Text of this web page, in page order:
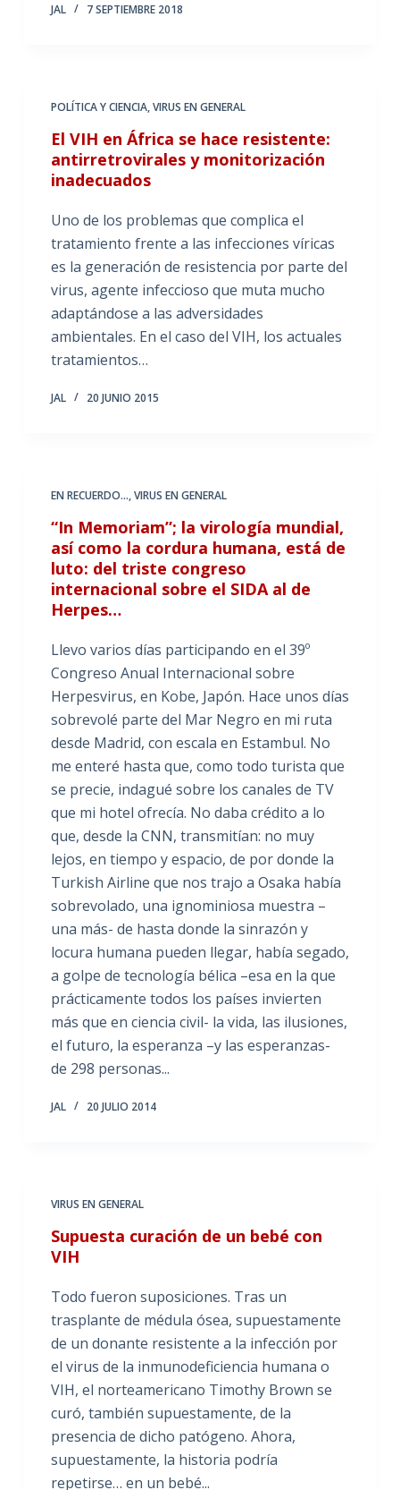
JAL 7 SEPTIEMBRE 2018
POLÍTICA Y CIENCIA,VIRUS EN GENERAL
El VIH en África se hace resistente:
antirretrovirales y monitorización
inadecuados
Uno de los problemas que complica el
tratamiento frente a las infecciones víricas
es la generación de resistencia por parte del
virus, agente infeccioso que muta mucho
adaptándose a las adversidades
ambientales. En el caso del VIH, los actuales
tratamientos…
JAL 20 JUNIO 2015
EN RECUERDO...,VIRUS EN GENERAL
“In Memoriam”; la virología mundial,
así como la cordura humana, está de
luto: del triste congreso
internacional sobre el SIDA al de
Herpes…
Llevo varios días participando en el 39º
Congreso Anual Internacional sobre
Herpesvirus, en Kobe, Japón. Hace unos días
sobrevolé parte del Mar Negro en mi ruta
desde Madrid, con escala en Estambul. No
me enteré hasta que, como todo turista que
se precie, indagué sobre los canales de TV
que mi hotel ofrecía. No daba crédito a lo
que, desde la CNN, transmitían: no muy
lejos, en tiempo y espacio, de por donde la
Turkish Airline que nos trajo a Osaka había
sobrevolado, una ignominiosa muestra –
una más- de hasta donde la sinrazón y
locura humana pueden llegar, había segado,
a golpe de tecnología bélica –esa en la que
prácticamente todos los países invierten
más que en ciencia civil- la vida, las ilusiones,
el futuro, la esperanza –y las esperanzas-
de 298 personas...
JAL 20 JULIO 2014
VIRUS EN GENERAL
Supuesta curación de un bebé con
VIH
Todo fueron suposiciones. Tras un
trasplante de médula ósea, supuestamente
de un donante resistente a la infección por
el virus de la inmunodeficiencia humana o
VIH, el norteamericano Timothy Brown se
curó, también supuestamente, de la
presencia de dicho patógeno. Ahora,
supuestamente, la historia podría
repetirse… en un bebé...